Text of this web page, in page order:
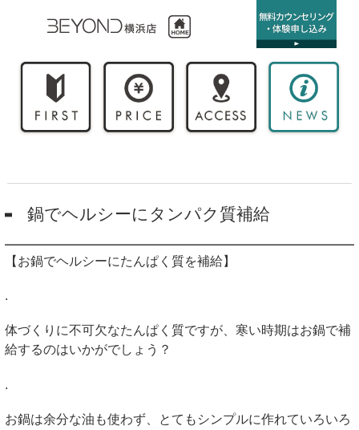
鍋でヘルシーにタンパク質補給
【お鍋でヘルシーにたんぱく質を補給】
.
体づくりに不可欠なたんぱく質ですが、寒い時期はお鍋で補
給するのはいかがでしょう？
.
お鍋は余分な油も使わず、とてもシンプルに作れていろいろ